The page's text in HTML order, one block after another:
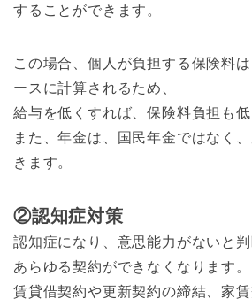
することができます。
この場合、個人が負担する保険料
ースに計算されるため、
給与を低くすれば、保険料負担も低
また、年金は、国民年金ではなく
きます。
②認知症対策
認知症になり、意思能力がないと判
あらゆる契約ができなくなります。
賃貸借契約や更新契約の締結、家